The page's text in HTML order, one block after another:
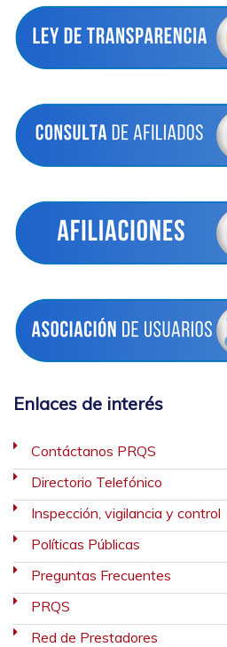
Enlaces de interés
Contáctanos PRQS
Directorio Telefónico
Inspección, vigilancia y control
Políticas Públicas
Preguntas Frecuentes
PRQS
Red de Prestadores